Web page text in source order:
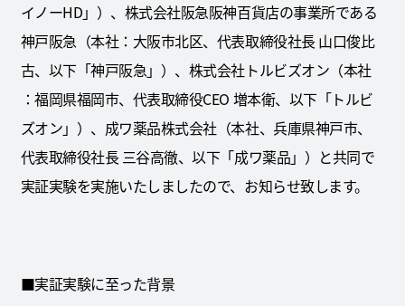
イノーHD」）、株式会社阪急阪神百貨店の事業所である
神戸阪急（本社：大阪市北区、代表取締役社長 山口俊比
古、以下「神戸阪急」）、株式会社トルビズオン（本社
：福岡県福岡市、代表取締役CEO 増本衛、以下「トルビ
ズオン」）、成ワ薬品株式会社（本社、兵庫県神戸市、
代表取締役社長 三谷高徹、以下「成ワ薬品」）と共同で
実証実験を実施いたしましたので、お知らせ致します。
■実証実験に至った背景